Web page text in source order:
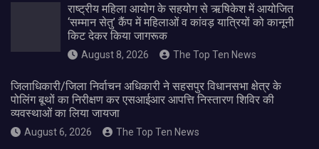
राष्ट्रीय महिला आयोग के सहयोग से ऋषिकेश में आयोजित
‘सम्मान सेतु’ कैंप में महिलाओं व कांवड़ यात्रियों को कानूनी
किट देकर किया जागरूक
August 8, 2026 The Top Ten News
जिलाधिकारी/जिला निर्वाचन अधिकारी ने सहसपुर विधानसभा क्षेत्र के
पोलिंग बूथों का निरीक्षण कर एसआईआर आपत्ति निस्तारण शिविर की
व्यवस्थाओं का लिया जायजा
August 6, 2026 The Top Ten News